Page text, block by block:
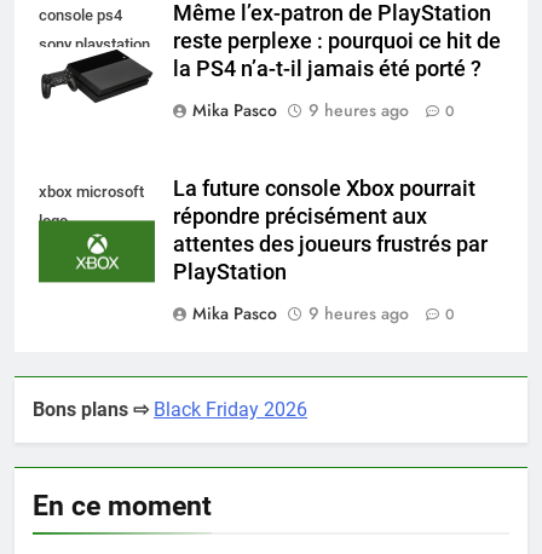
console ps4
sony playstation
Même l’ex-patron de PlayStation
reste perplexe : pourquoi ce hit de
la PS4 n’a-t-il jamais été porté ?
Mika Pasco
9 heures ago 0
xbox microsoft
logo
La future console Xbox pourrait
répondre précisément aux
attentes des joueurs frustrés par
PlayStation
Mika Pasco
9 heures ago 0
Bons plans ⇨ Black Friday 2026
En ce moment